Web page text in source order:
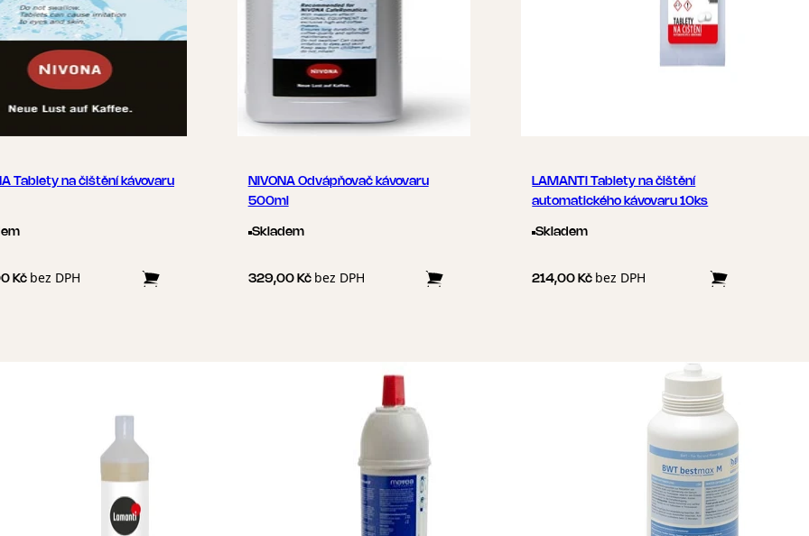
Tablety na čištění kávovaru
Kč bez DPH
NIVONA Odvápňovač kávovaru
500ml
Skladem
329,00 Kč bez DPH
LAMANTI Tablety na čištění
automatického kávovaru 10ks
Skladem
214,00 Kč bez DPH